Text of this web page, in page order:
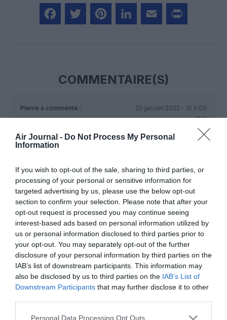
Air Journal - Do Not Process My Personal
Information
If you wish to opt-out of the sale, sharing to third parties, or
processing of your personal or sensitive information for
targeted advertising by us, please use the below opt-out
section to confirm your selection. Please note that after your
opt-out request is processed you may continue seeing
interest-based ads based on personal information utilized by
us or personal information disclosed to third parties prior to
your opt-out. You may separately opt-out of the further
disclosure of your personal information by third parties on the
IAB’s list of downstream participants. This information may
also be disclosed by us to third parties on the IAB’s List of
Downstream Participants that may further disclose it to other
Personal Data Processing Opt Outs
COMMENTAIRE(S)
Pierre a commenté :
20 janvier 2022 - 10 h 00
min
Ça marche fort pour Vueling à Orly, Il y a actuellement 2 A330
d’Aer Lingus qui opèrent pour le compte de Vueling en
RÉPONDRE
3Greens a commenté :
20 janvier 2022 - 10 h
54 min
1 seul 330, il y en a eu 2 cause AOG.
Les 321neo sont prévus en 236 sièges
RÉPONDRE